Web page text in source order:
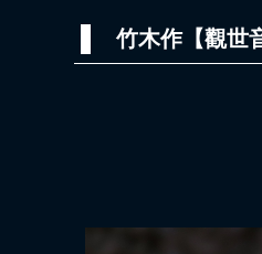
竹木作【觀世